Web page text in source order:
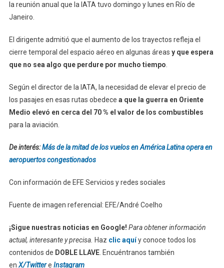
la reunión anual que la IATA tuvo domingo y lunes en Río de
Janeiro.
El dirigente admitió que el aumento de los trayectos refleja el
cierre temporal del espacio aéreo en algunas áreas y que espera
que no sea algo que perdure por mucho tiempo.
Según el director de la IATA, la necesidad de elevar el precio de
los pasajes en esas rutas obedece a que la guerra en Oriente
Medio elevó en cerca del 70 % el valor de los combustibles
para la aviación.
De interés:Más de la mitad de los vuelos en América Latina opera en
aeropuertos congestionados
Con información de EFE Servicios y redes sociales
Fuente de imagen referencial: EFE/André Coelho
¡Sigue nuestras noticias en Google! Para obtener información
actual, interesante y precisa. Haz clic aquíy conoce todos los
contenidos de DOBLE LLAVE. Encuéntranos también
enX/Twittere Instagram